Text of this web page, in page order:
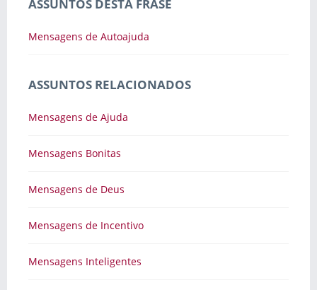
ASSUNTOS DESTA FRASE
Mensagens de Autoajuda
ASSUNTOS RELACIONADOS
Mensagens de Ajuda
Mensagens Bonitas
Mensagens de Deus
Mensagens de Incentivo
Mensagens Inteligentes